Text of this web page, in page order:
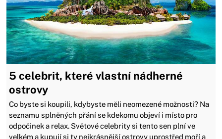
5 celebrit, které vlastní nádherné
ostrovy
Co byste si koupili, kdybyste měli neomezené možnosti? Na
seznamu splněných přání se kdekomu objeví i místo pro
odpočinek a relax. Světové celebrity si tento sen plní ve
velkém a kupují si ty nejkrásnější ostrovy uprostřed moří a